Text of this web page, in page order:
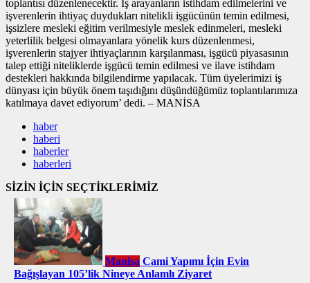
toplantısı düzenlenecektir. İş arayanların istihdam edilmelerini ve
işverenlerin ihtiyaç duydukları nitelikli işgücünün temin edilmesi,
işsizlere mesleki eğitim verilmesiyle meslek edinmeleri, mesleki
yeterlilik belgesi olmayanlara yönelik kurs düzenlenmesi,
işverenlerin stajyer ihtiyaçlarının karşılanması, işgücü piyasasının
talep ettiği niteliklerde işgücü temin edilmesi ve ilave istihdam
destekleri hakkında bilgilendirme yapılacak. Tüm üyelerimizi iş
dünyası için büyük önem taşıdığını düşündüğümüz toplantılarımıza
katılmaya davet ediyorum’ dedi. – MANİSA
haber
haberi
haberler
haberleri
SİZİN İÇİN SEÇTİKLERİMİZ
Manisa Cami Yapımı İçin Evin
Bağışlayan 105’lik Nineye Anlamlı Ziyaret